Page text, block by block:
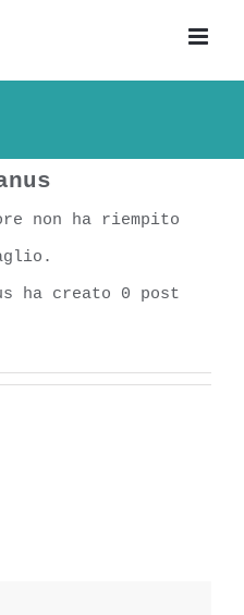
non ha riempito
ha creato 0 post